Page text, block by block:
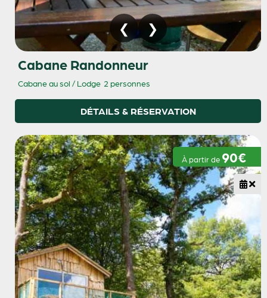
Cabane Randonneur
Cabane au sol / Lodge 2 personnes
DÉTAILS & RÉSERVATION
À partir de 90€